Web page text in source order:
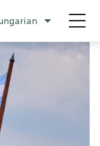
További